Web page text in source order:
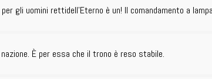
gli uomini rettidell’Eterno è un! Il comandamento a
È per essa che il trono è reso stabile.